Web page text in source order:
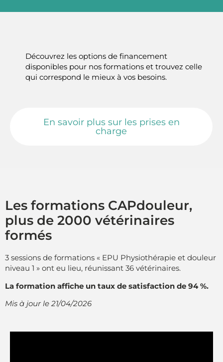
Découvrez les options de financement
disponibles pour nos formations et trouvez celle
qui correspond le mieux à vos besoins.
En savoir plus sur les prises en
charge
Les formations CAPdouleur,
plus de 2000 vétérinaires
formés
3 sessions de formations « EPU Physiothérapie et douleur
niveau 1 » ont eu lieu, réunissant 36 vétérinaires.
La formation affiche un taux de satisfaction de 94 %.
Mis à jour le 21/04/2026